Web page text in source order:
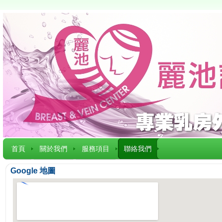
首頁 關於我們 服務項目 聯絡我們
Google 地圖